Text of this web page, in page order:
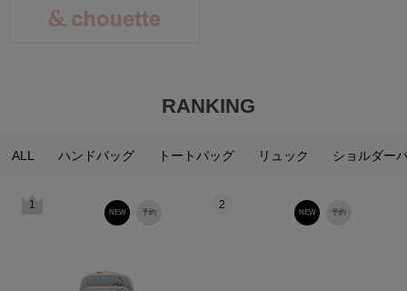
RANKING
ALL ハンドバッグ トートバッグ リュック ショルダー
1
予約
NEW
2
予約
NEW